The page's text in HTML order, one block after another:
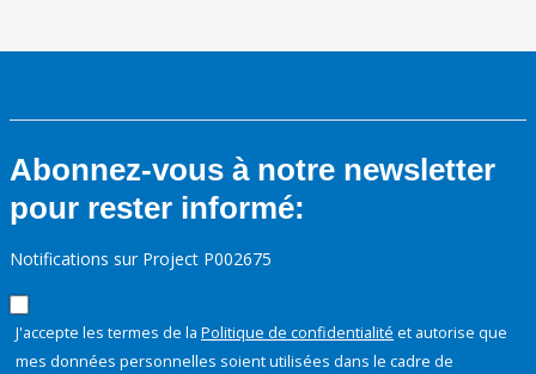
Abonnez-vous à notre newsletter
pour rester informé:
Notifications sur Project P002675
J'accepte les termes de la Politique de confidentialité et autorise que
mes données personnelles soient utilisées dans le cadre de